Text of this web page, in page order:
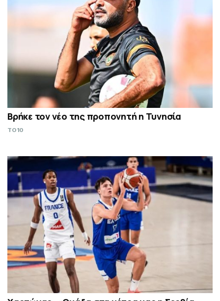
Βρήκε τον νέο της προπονητή η Τυνησία
TO10